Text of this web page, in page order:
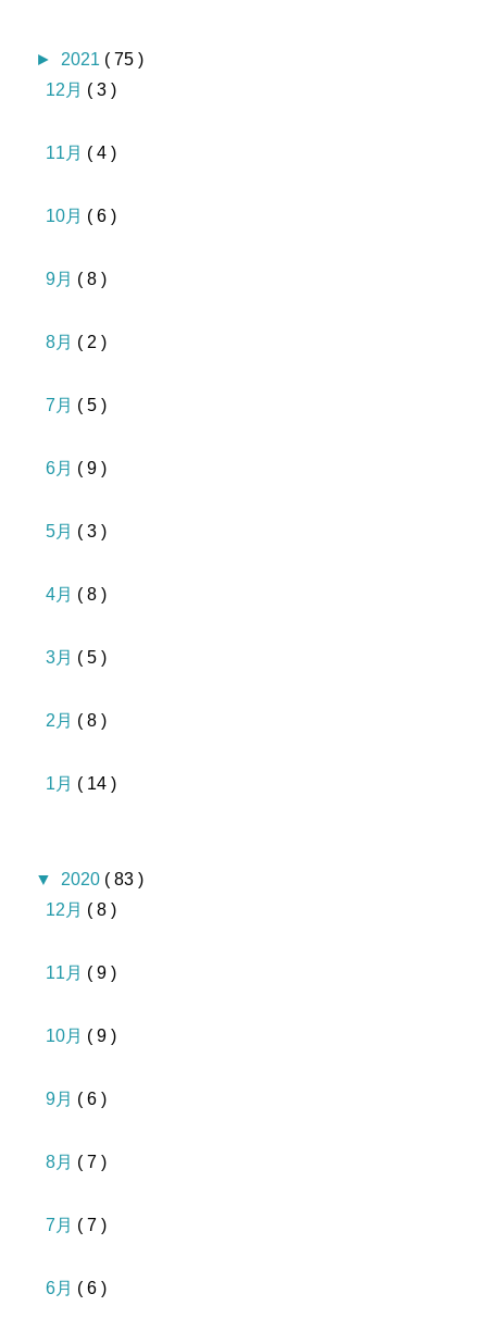
► 2021 ( 75 )
12月 ( 3 )
11月 ( 4 )
10月 ( 6 )
9月 ( 8 )
8月 ( 2 )
7月 ( 5 )
6月 ( 9 )
5月 ( 3 )
4月 ( 8 )
3月 ( 5 )
2月 ( 8 )
1月 ( 14 )
▼ 2020 ( 83 )
12月 ( 8 )
11月 ( 9 )
10月 ( 9 )
9月 ( 6 )
8月 ( 7 )
7月 ( 7 )
6月 ( 6 )